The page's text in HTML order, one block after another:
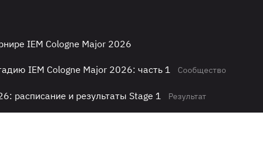
IEM Cologne Major 2026
IEM Cologne Major 2026: часть 1 Сообщество
расписание и результаты Stage 1 Результат